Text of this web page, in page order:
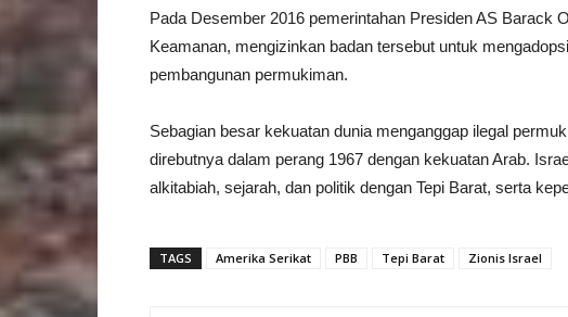
Pada Desember 2016 pemerintahan Presiden AS Barack
Keamanan, mengizinkan badan tersebut untuk
pembangunan permukiman.
Sebagian besar kekuatan dunia menganggap ilegal
direbutnya dalam perang 1967 dengan kekuatan Arab.
alkitabiah, sejarah, dan politik dengan Tepi Barat, serta
TAGS Amerika Serikat PBB Tepi Barat Zionis Israel